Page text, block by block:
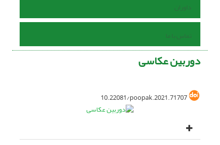
داوران
تماس با ما
دوربین عکاسی
10.22081/poopak.2021.71707